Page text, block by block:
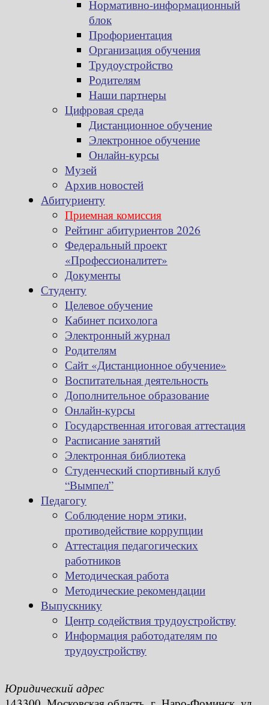
Нормативно-информационный
блок
Профориентация
Организация обучения
Трудоустройство
Родителям
Наши партнеры
Цифровая среда
Дистанционное обучение
Электронное обучение
Онлайн-курсы
Музей
Архив новостей
Абитуриенту
Приемная комиссия
Рейтинг абитуриентов 2026
Федеральный проект
«Профессионалитет»
Документы
Студенту
Целевое обучение
Кабинет психолога
Электронный журнал
Родителям
Сайт «Дистанционное обучение»
Воспитательная деятельность
Дополнительное образование
Онлайн-курсы
Государственная итоговая аттестация
Расписание занятий
Электронная библиотека
Студенческий спортивный клуб
“Вымпел”
Педагогу
Соблюдение норм этики,
противодействие коррупции
Аттестация педагогических
работников
Методическая работа
Методические рекомендации
Выпускнику
Центр содействия трудоустройству
Информация работодателям по
трудоустройству
Юридический адрес